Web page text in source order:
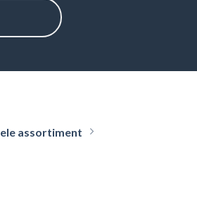
assortiment